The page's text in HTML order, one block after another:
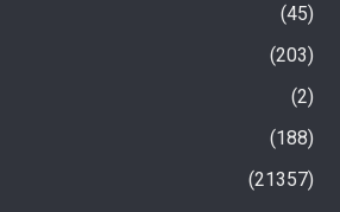
45
203
2
188
21357